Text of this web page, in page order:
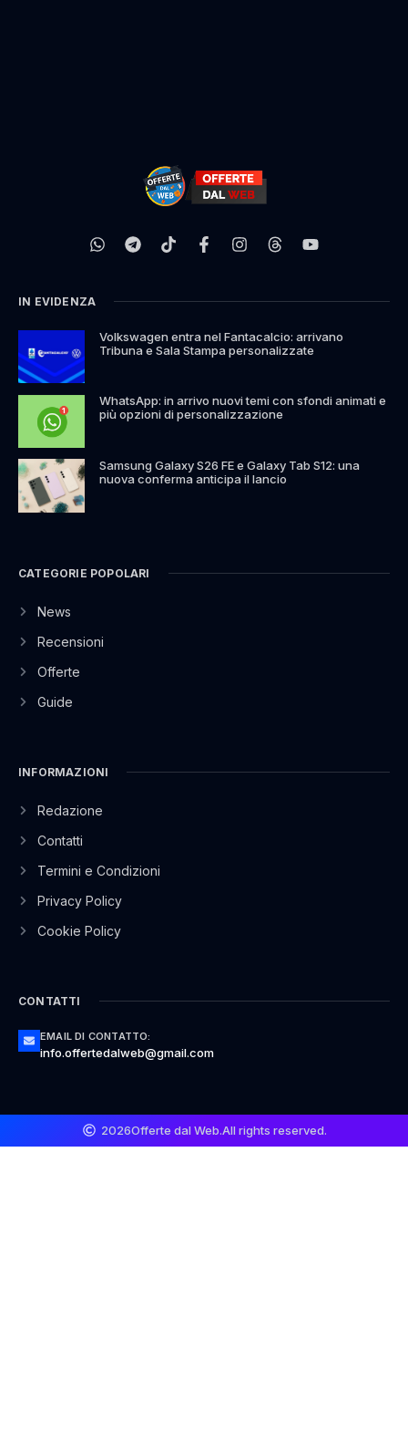
IN EVIDENZA
Volkswagen entra nel Fantacalcio: arrivano
Tribuna e Sala Stampa personalizzate
WhatsApp: in arrivo nuovi temi con sfondi animati e
più opzioni di personalizzazione
Samsung Galaxy S26 FE e Galaxy Tab S12: una
nuova conferma anticipa il lancio
CATEGORIE POPOLARI
News
Recensioni
Offerte
Guide
INFORMAZIONI
Redazione
Contatti
Termini e Condizioni
Privacy Policy
Cookie Policy
CONTATTI
EMAIL DI CONTATTO:
info.offertedalweb@gmail.com
2026Offerte dal Web.All rights reserved.